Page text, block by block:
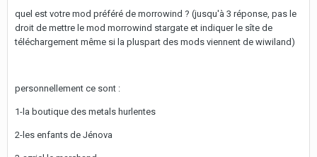
quel est votre mod préféré de morrowind ? (jusqu'à 3 réponse, pas le
droit de mettre le mod morrowind stargate et indiquer le sîte de
téléchargement même si la pluspart des mods viennent de wiwiland)
personnellement ce sont :
1-la boutique des metals hurlentes
2-les enfants de Jénova